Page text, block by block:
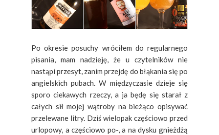
Po okresie posuchy wróciłem do regularnego
pisania, mam nadzieję, że u czytelników nie
nastąpi przesyt, zanim przejdę do błąkania się po
angielskich pubach. W międzyczasie dzieje się
sporo ciekawych rzeczy, a ja będę się starał z
całych sił mojej wątroby na bieżąco opisywać
przelewane litry. Dziś wielopak częściowo przed
urlopowy, a częściowo po-, a na dysku gnieżdżą